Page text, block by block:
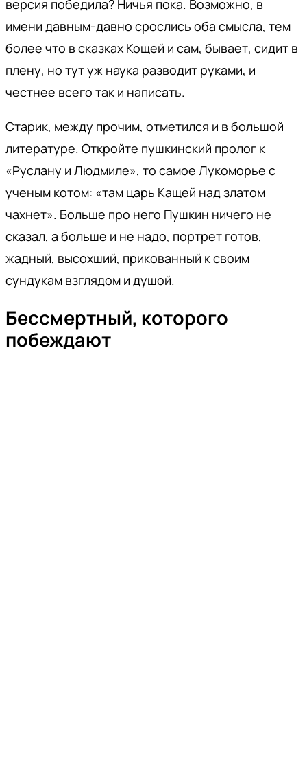
версия победила? Ничья пока. Возможно, в
имени давным-давно срослись оба смысла, тем
более что в сказках Кощей и сам, бывает, сидит в
плену, но тут уж наука разводит руками, и
честнее всего так и написать.
Старик, между прочим, отметился и в большой
литературе. Откройте пушкинский пролог к
«Руслану и Людмиле», то самое Лукоморье с
ученым котом: «там царь Кащей над златом
чахнет». Больше про него Пушкин ничего не
сказал, а больше и не надо, портрет готов,
жадный, высохший, прикованный к своим
сундукам взглядом и душой.
Бессмертный, которого
побеждают